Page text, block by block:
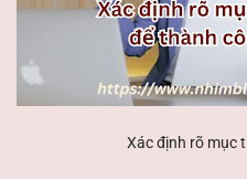
Xác định rõ mục